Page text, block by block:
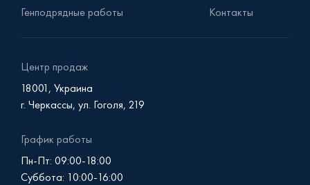
Генподрядные работы Контакты
Центр продаж
18001, Украина
г. Черкассы, ул. Гоголя, 219
График работы
Пн-Пт: 09:00-18:00
Суббота: 10:00-16:00